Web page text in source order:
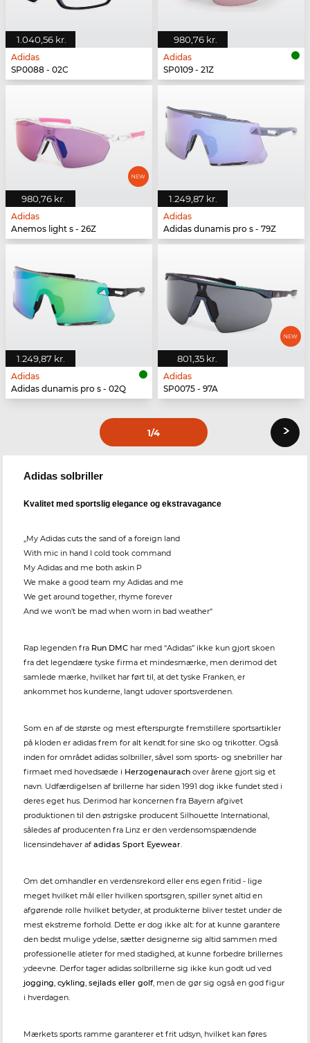
1.040,56 kr.
Adidas
SP0088 - 02C
980,76 kr.
Adidas
SP0109 - 21Z
980,76 kr.
Adidas
Anemos light s - 26Z
1.249,87 kr.
Adidas
Adidas dunamis pro s - 79Z
1.249,87 kr.
Adidas
Adidas dunamis pro s - 02Q
801,35 kr.
Adidas
SP0075 - 97A
1/4 ›
Adidas solbriller
Kvalitet med sportslig elegance og ekstravagance
„My Adidas cuts the sand of a foreign land
With mic in hand I cold took command
My Adidas and me both askin P
We make a good team my Adidas and me
We get around together, rhyme forever
And we won't be mad when worn in bad weather“
Rap legenden fra Run DMC har med “Adidas” ikke kun gjort skoen
fra det legendære tyske firma et mindesmærke, men derimod det
samlede mærke, hvilket har ført til, at det tyske Franken, er
ankommet hos kunderne, langt udover sportsverdenen.
Som en af de største og mest efterspurgte fremstillere sportsartikler
på kloden er adidas frem for alt kendt for sine sko og trikotter. Også
inden for området adidas solbriller, såvel som sports- og snebriller har
firmaet med hovedsæde i Herzogenaurach over årene gjort sig et
navn. Udfærdigelsen af brillerne har siden 1991 dog ikke fundet sted i
deres eget hus. Derimod har koncernen fra Bayern afgivet
produktionen til den østrigske producent Silhouette International,
således af producenten fra Linz er den verdensomspændende
licensindehaver af adidas Sport Eyewear.
Om det omhandler en verdensrekord eller ens egen fritid - lige
meget hvilket mål eller hvilken sportsgren, spiller synet altid en
afgørende rolle hvilket betyder, at produkterne bliver testet under de
mest ekstreme forhold. Dette er dog ikke alt: for at kunne garantere
den bedst mulige ydelse, sætter designerne sig altid sammen med
professionelle atleter for med stadighed, at kunne forbedre brillernes
ydeevne. Derfor tager adidas solbrillerne sig ikke kun godt ud ved
jogging, cykling, sejlads eller golf, men de gør sig også en god figur
i hverdagen.
Mærkets sports ramme garanterer et frit udsyn, hvilket kan føres